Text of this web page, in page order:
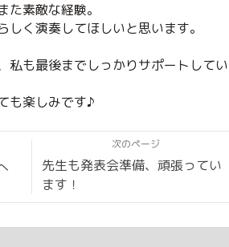
素敵な経験。
く演奏してほしいと思います。
私も最後までしっかりサポートしてい
も楽しみです♪
次のページ
先生も発表会準備、頑張ってい
ます！